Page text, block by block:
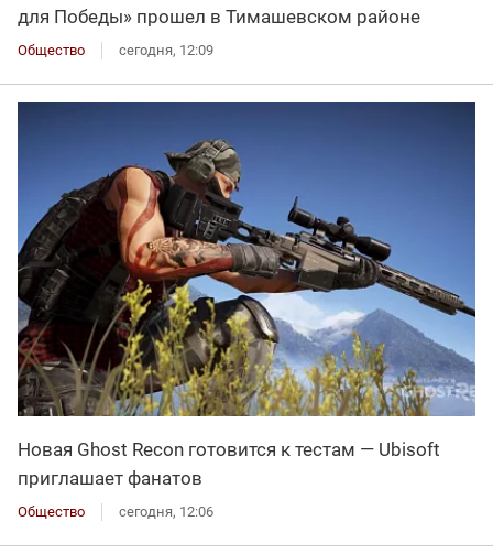
для Победы» прошел в Тимашевском районе
Общество сегодня, 12:09
Новая Ghost Recon готовится к тестам — Ubisoft
приглашает фанатов
Общество сегодня, 12:06